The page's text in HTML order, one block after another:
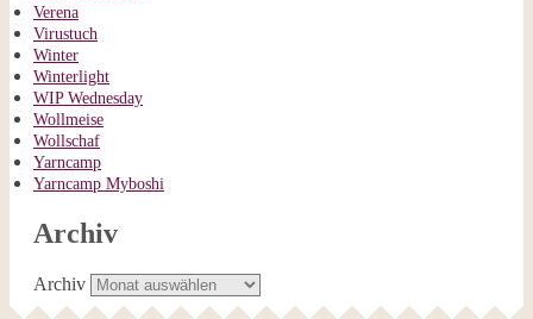
Verena
Virustuch
Winter
Winterlight
WIP Wednesday
Wollmeise
Wollschaf
Yarncamp
Yarncamp Myboshi
Archiv
Archiv